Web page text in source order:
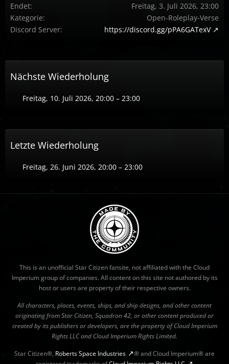
Endet
Freitag, 3. Juli 2026, 23:00
Kategorie
Open-Roleplay-Verse
Discord Server
https://discord.gg/pPA6GATexV
Nächste Wiederholung
Freitag, 10. Juli 2026, 20:00 – 23:00
Letzte Wiederholung
Freitag, 26. Juni 2026, 20:00 – 23:00
This is an unofficial Star Citizen fansite, not affiliated with the Cloud
Imperium group of companies. All content on this site not authored by its
host or users are property of their respective owners.
All characters, places, events, ships, and ship designs, and other content
originating from Star Citizen, Squadron 42, or other content produced or
created by its publishers or developers, are the property of Cloud Imperium
Rights LLC and Cloud Imperium Rights Limited.
Star Citizen®, Roberts Space Industries
® and Cloud Imperium® are